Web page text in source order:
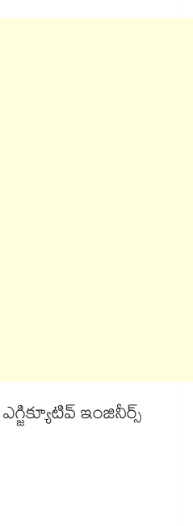
ఇంజినీర్స్